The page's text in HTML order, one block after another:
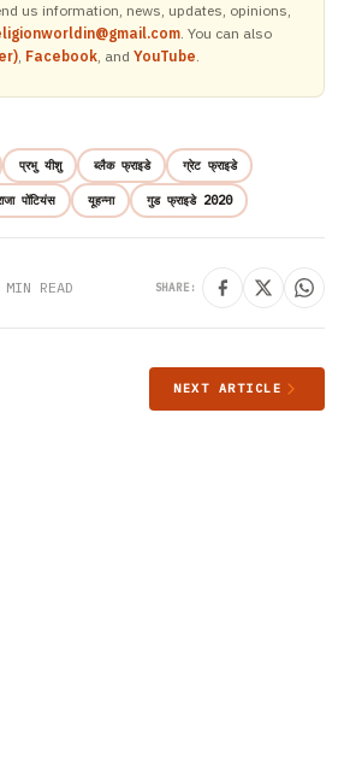
us information, news, updates, opinions,
. You can also
, Facebook, and YouTube.
प्रभु यीशु ब्लैक फ्राइडे ग्रेट फ्राइडे
पोंटियंस यूहन्ना गुड फ्राइडे 2020
READ SHARE:
NEXT ARTICLE